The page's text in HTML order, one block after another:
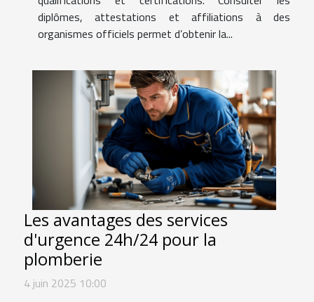
diplômes, attestations et affiliations à des
organismes officiels permet d’obtenir la...
Les avantages des services
d'urgence 24h/24 pour la
plomberie
4 juin 2025 10:00